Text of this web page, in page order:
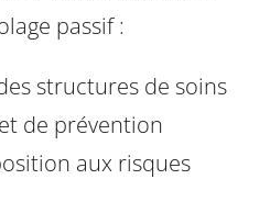
passif :
structures de soins
de prévention
aux risques